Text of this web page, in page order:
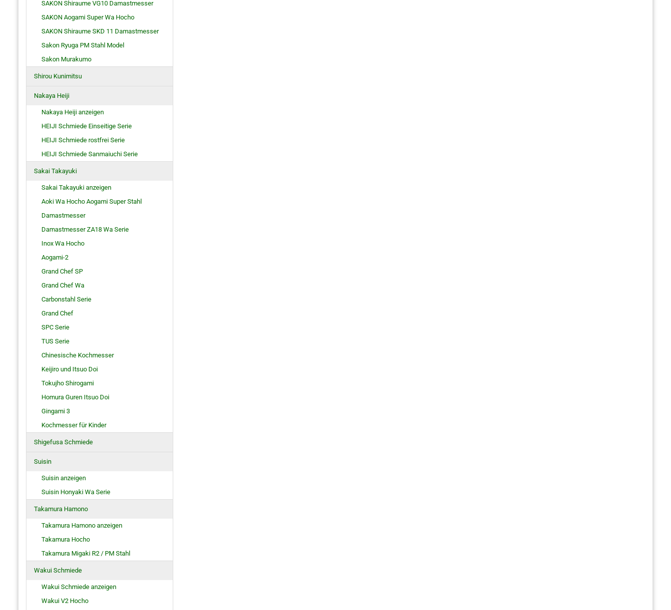
SAKON Shiraume VG10 Damastmesser
SAKON Aogami Super Wa Hocho
SAKON Shiraume SKD 11 Damastmesser
Sakon Ryuga PM Stahl Model
Sakon Murakumo
Shirou Kunimitsu
Nakaya Heiji
Nakaya Heiji anzeigen
HEIJI Schmiede Einseitige Serie
HEIJI Schmiede rostfrei Serie
HEIJI Schmiede Sanmaiuchi Serie
Sakai Takayuki
Sakai Takayuki anzeigen
Aoki Wa Hocho Aogami Super Stahl
Damastmesser
Damastmesser ZA18 Wa Serie
Inox Wa Hocho
Aogami-2
Grand Chef SP
Grand Chef Wa
Carbonstahl Serie
Grand Chef
SPC Serie
TUS Serie
Chinesische Kochmesser
Keijiro und Itsuo Doi
Tokujho Shirogami
Homura Guren Itsuo Doi
Gingami 3
Kochmesser für Kinder
Shigefusa Schmiede
Suisin
Suisin anzeigen
Suisin Honyaki Wa Serie
Takamura Hamono
Takamura Hamono anzeigen
Takamura Hocho
Takamura Migaki R2 / PM Stahl
Wakui Schmiede
Wakui Schmiede anzeigen
Wakui V2 Hocho